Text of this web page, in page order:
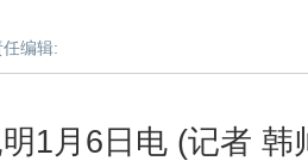
编辑:
月6日电 (记者 韩